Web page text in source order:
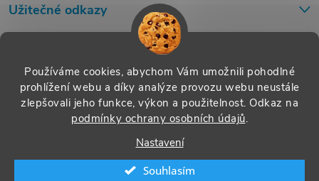
Používáme cookies, abychom Vám umožnili pohodlné
prohlížení webu a díky analýze provozu webu neustále
zlepšovali jeho funkce, výkon a použitelnost. Odkaz na
podmínky ochrany osobních údajů.
Nastavení
Souhlasím
Užitečné odkazy